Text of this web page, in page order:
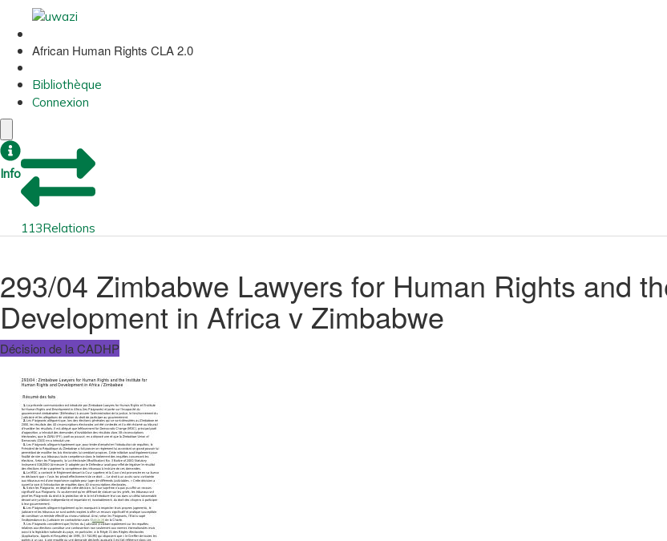
African Human Rights CLA 2.0
Bibliothèque
Connexion
Info
113Relations
293/04 Zimbabwe Lawyers for Human Rights and
Development in Africa v Zimbabwe
Décision de la CADHP